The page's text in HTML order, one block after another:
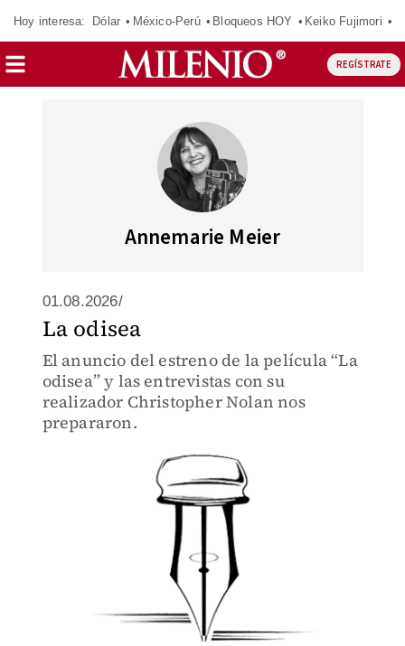
Hoy interesa: Dólar México-Perú Bloqueos HOY Keiko Fujimori
REGÍSTRATE
Annemarie Meier
01.08.2026/
La odisea
El anuncio del estreno de la película “La
odisea” y las entrevistas con su
realizador Christopher Nolan nos
prepararon.